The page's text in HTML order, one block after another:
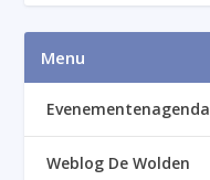
Menu
Evenementenagenda
Weblog De Wolden